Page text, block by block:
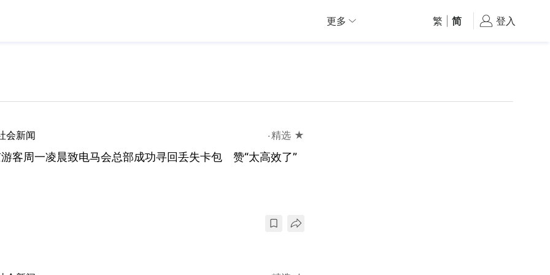
更多 繁 简 登入
会新闻 精选 ★
客周一凌晨致电马会总部成功寻回丢失卡包 赞“太高效了”